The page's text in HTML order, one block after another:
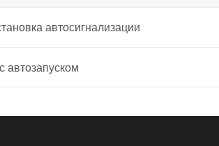
автосигнализации
автозапуском